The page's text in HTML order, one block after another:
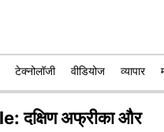
टेक्नोलॉजी वीडियोज व्यापार
दक्षिण अफ्रीका और